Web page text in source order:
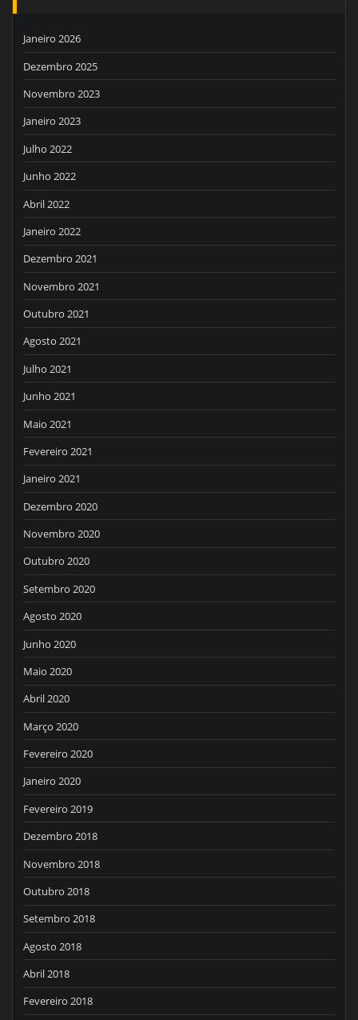
Janeiro 2026
Dezembro 2025
Novembro 2023
Janeiro 2023
Julho 2022
Junho 2022
Abril 2022
Janeiro 2022
Dezembro 2021
Novembro 2021
Outubro 2021
Agosto 2021
Julho 2021
Junho 2021
Maio 2021
Fevereiro 2021
Janeiro 2021
Dezembro 2020
Novembro 2020
Outubro 2020
Setembro 2020
Agosto 2020
Junho 2020
Maio 2020
Abril 2020
Março 2020
Fevereiro 2020
Janeiro 2020
Fevereiro 2019
Dezembro 2018
Novembro 2018
Outubro 2018
Setembro 2018
Agosto 2018
Abril 2018
Fevereiro 2018